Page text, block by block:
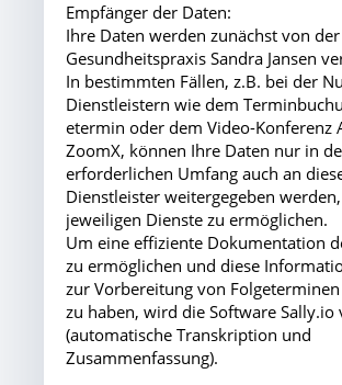
Empfänger der Daten:
Ihre Daten werden zunächst von der
Gesundheitspraxis Sandra Jansen
In bestimmten Fällen, z.B. bei der
Dienstleistern wie dem
etermin oder dem Video-Konferenz
ZoomX, können Ihre Daten nur in
erforderlichen Umfang auch an
Dienstleister weitergegeben
jeweiligen Dienste zu ermöglichen.
Um eine effiziente Dokumentation
zu ermöglichen und diese
zur Vorbereitung von
zu haben, wird die Software Sally.io
(automatische Transkription und
Zusammenfassung).